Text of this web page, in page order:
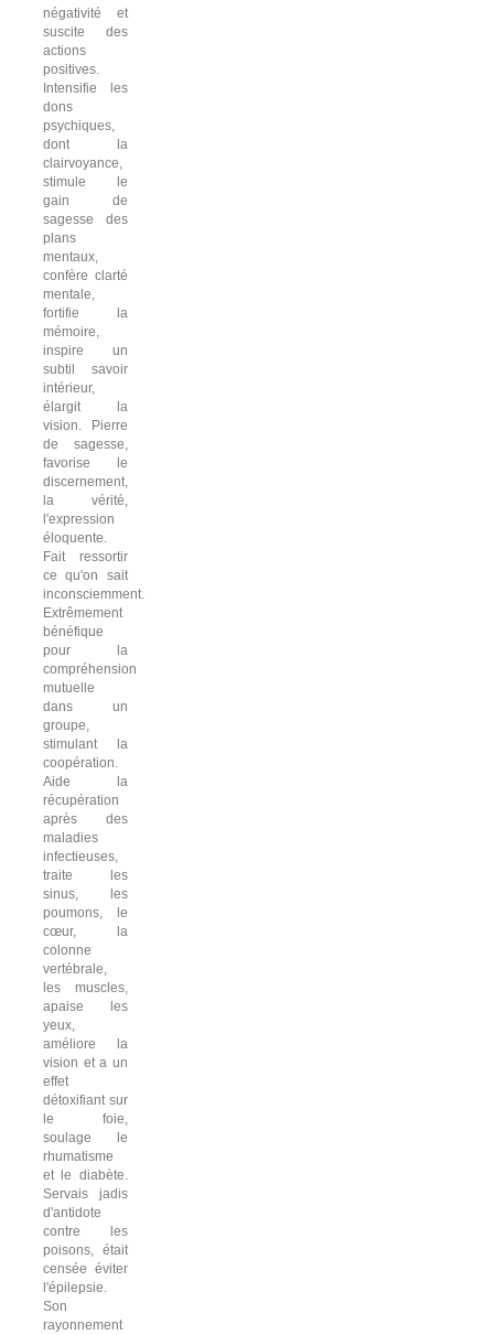
négativité et
suscite des
actions
positives.
Intensifie les
dons
psychiques,
dont la
clairvoyance,
stimule le
gain de
sagesse des
plans
mentaux,
confère clarté
mentale,
fortifie la
mémoire,
inspire un
subtil savoir
intérieur,
élargit la
vision. Pierre
de sagesse,
favorise le
discernement,
la vérité,
l'expression
éloquente.
Fait ressortir
ce qu'on sait
inconsciemment.
Extrêmement
bénéfique
pour la
compréhension
mutuelle
dans un
groupe,
stimulant la
coopération.
Aide la
récupération
après des
maladies
infectieuses,
traite les
sinus, les
poumons, le
cœur, la
colonne
vertébrale,
les muscles,
apaise les
yeux,
améliore la
vision et a un
effet
détoxifiant sur
le foie,
soulage le
rhumatisme
et le diabète.
Servais jadis
d'antidote
contre les
poisons, était
censée éviter
l'épilepsie.
Son
rayonnement